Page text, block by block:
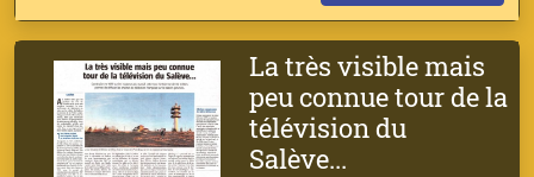
La très visible mais
peu connue tour de la
télévision du
Salève...